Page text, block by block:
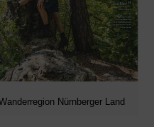
Nürnberger Land